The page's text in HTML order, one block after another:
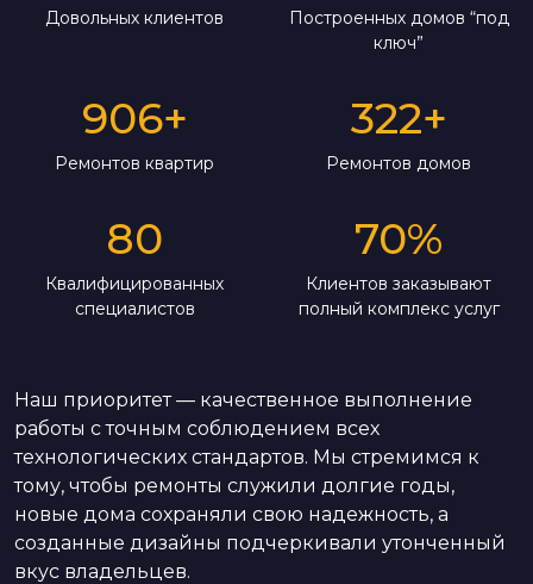
Довольных клиентов
Построенных домов “под
ключ”
906+
Ремонтов квартир
322+
Ремонтов домов
80
Квалифицированных
специалистов
70%
Клиентов заказывают
полный комплекс услуг
Наш приоритет — качественное выполнение
работы с точным соблюдением всех
технологических стандартов. Мы стремимся к
тому, чтобы ремонты служили долгие годы,
новые дома сохраняли свою надежность, а
созданные дизайны подчеркивали утонченный
вкус владельцев.